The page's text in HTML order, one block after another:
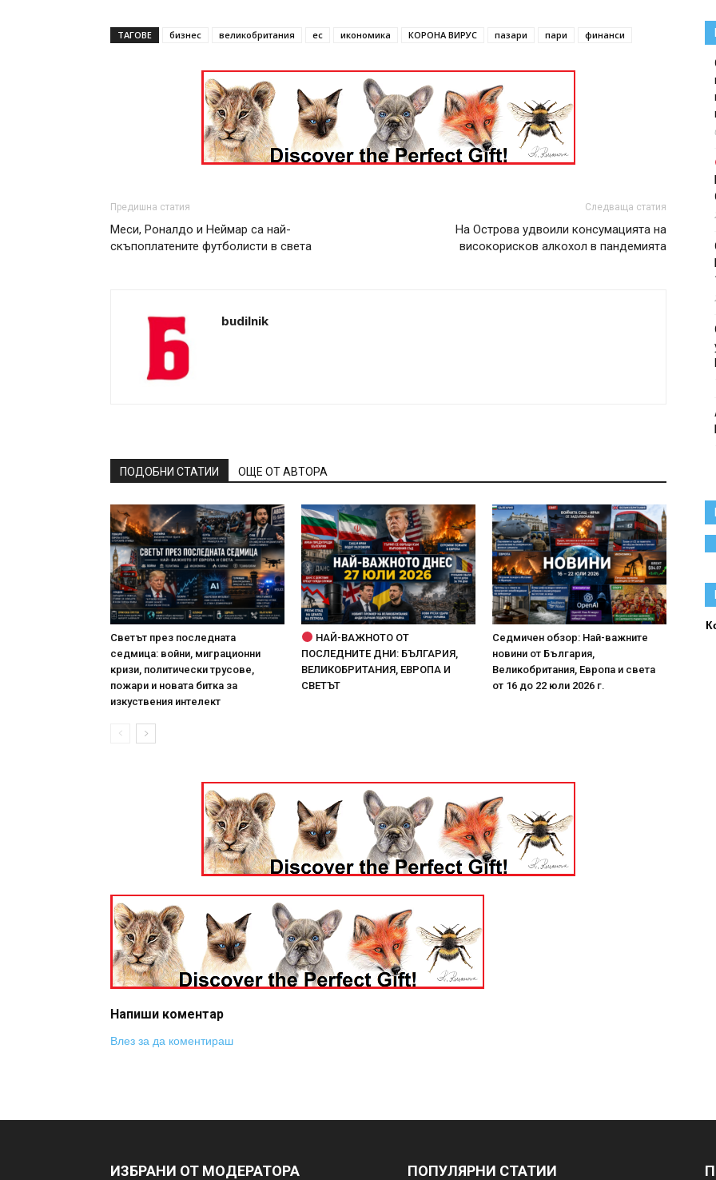
ТАГОВЕ бизнес великобритания ес икономика КОРОНА ВИРУС пазари пари финанси
Предишна статия
Меси, Роналдо и Неймар са най-
скъпоплатените футболисти в света
Следваща статия
На Острова удвоили консумацията на
високорисков алкохол в пандемията
budilnik
ПОДОБНИ СТАТИИ ОЩЕ ОТ АВТОРА
Светът през последната
седмица: войни, миграционни
кризи, политически трусове,
пожари и новата битка за
изкуствения интелект
НАЙ-ВАЖНОТО ОТ
ПОСЛЕДНИТЕ ДНИ: БЪЛГАРИЯ,
ВЕЛИКОБРИТАНИЯ, ЕВРОПА И
СВЕТЪТ
Седмичен обзор: Най-важните
новини от България,
Великобритания, Европа и света
от 16 до 22 юли 2026 г.
Напиши коментар
Влез за да коментираш
ИЗБРАНИ ОТ МОДЕРАТОРА ПОПУЛЯРНИ СТАТИИ